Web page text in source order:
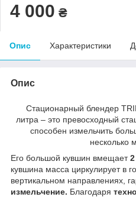
4 000 ₴
Опис Характеристики
Опис
Стационарный блендер
литра – это превосходный
способен измельчить
несколько
Его большой кувшин вмещает
кувшина масса циркулирует в
вертикальном направлениях,
измельчение. Благодаря